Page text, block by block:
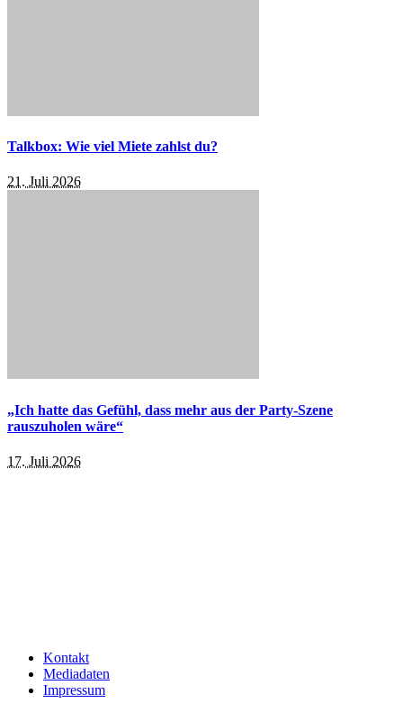
Talkbox: Wie viel Miete zahlst du?
21. Juli 2026
„Ich hatte das Gefühl, dass mehr aus der Party-Szene
rauszuholen wäre“
17. Juli 2026
Kontakt
Mediadaten
Impressum